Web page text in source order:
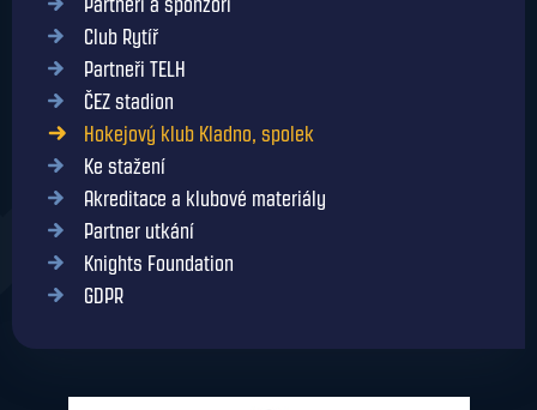
Club Rytíř
Partneři TELH
ČEZ stadion
Hokejový klub Kladno, spolek
Ke stažení
Akreditace a klubové materiály
Partner utkání
Knights Foundation
GDPR